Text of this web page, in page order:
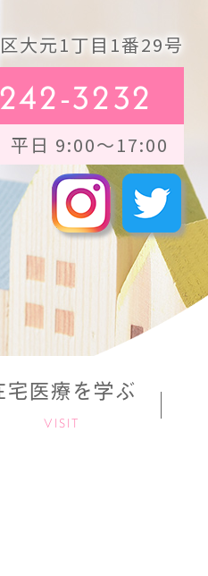
大元1丁目1番29号
3232
日 9:00～17:00
宅医療を学ぶ
VISIT